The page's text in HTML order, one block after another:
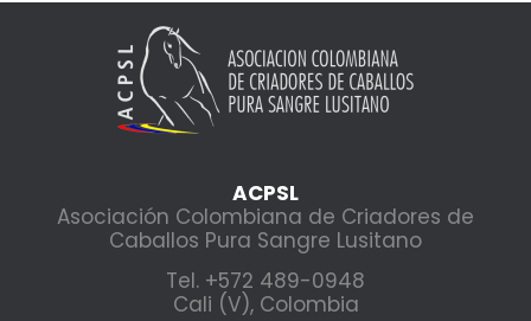
ACPSL
Asociación Colombiana de Criadores de
Caballos Pura Sangre Lusitano
Tel. +572 489-0948
Cali (V), Colombia